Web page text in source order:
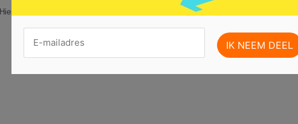
Hier is pagina 1 van 17 pagina's van de Lidl folder, geldig van 08.07.2026 tot